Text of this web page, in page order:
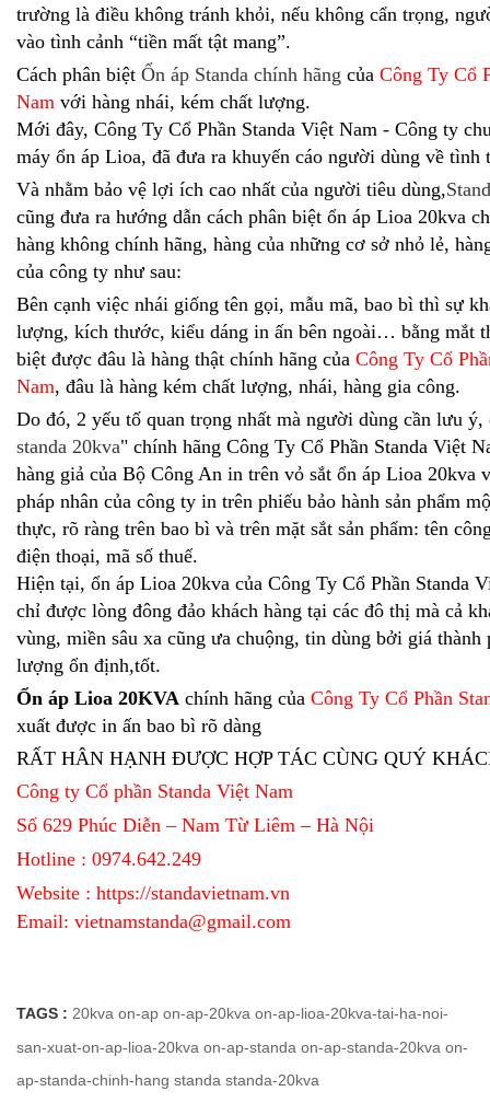
trường là điều không tránh khỏi, nếu không cẩn trọng,
vào tình cảnh “tiền mất tật mang”.
Cách phân biệt Ổn áp Standa chính hãng của Công Ty Cổ
Nam với hàng nhái, kém chất lượng.
Mới đây, Công Ty Cổ Phần Standa Việt Nam - Công ty
máy ổn áp Lioa, đã đưa ra khuyến cáo người dùng về tình
Và nhằm bảo vệ lợi ích cao nhất của người tiêu dùng,
cũng đưa ra hướng dẫn cách phân biệt ổn áp Lioa 20kva
hàng không chính hãng, hàng của những cơ sở nhỏ lẻ,
của công ty như sau:
Bên cạnh việc nhái giống tên gọi, mẫu mã, bao bì thì sự
lượng, kích thước, kiểu dáng in ấn bên ngoài… bằng mắt
biệt được đâu là hàng thật chính hãng của Công Ty Cổ
Nam, đâu là hàng kém chất lượng, nhái, hàng gia công.
Do đó, 2 yếu tố quan trọng nhất mà người dùng cần lưu ý,
standa 20kva" chính hãng Công Ty Cổ Phần Standa Việt
hàng giả của Bộ Công An in trên vỏ sắt ổn áp Lioa 20kva
pháp nhân của công ty in trên phiếu bảo hành sản phẩm
thực, rõ ràng trên bao bì và trên mặt sắt sản phẩm: tên
điện thoại, mã số thuế.
Hiện tại, ổn áp Lioa 20kva của Công Ty Cổ Phần Standa
chỉ được lòng đông đảo khách hàng tại các đô thị mà cả
vùng, miền sâu xa cũng ưa chuộng, tin dùng bởi giá thành
lượng ổn định,tốt.
Ổn áp Lioa 20KVA chính hãng của Công Ty Cổ Phần
xuất được in ấn bao bì rõ dàng
RẤT HÂN HẠNH ĐƯỢC HỢP TÁC CÙNG QUÝ
Công ty Cổ phần Standa Việt Nam
Số 629 Phúc Diễn – Nam Từ Liêm – Hà Nội
Hotline : 0974.642.249
Website : https://standavietnam.vn
Email: vietnamstanda@gmail.com
TAGS : 20kva on-ap on-ap-20kva on-ap-lioa-20kva-tai-ha-noi-
san-xuat-on-ap-lioa-20kva on-ap-standa on-ap-standa-20kva on-
ap-standa-chinh-hang standa standa-20kva